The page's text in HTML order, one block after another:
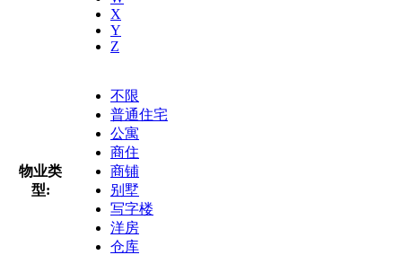
X
Y
Z
物业类
型:
不限
普通住宅
公寓
商住
商铺
别墅
写字楼
洋房
仓库